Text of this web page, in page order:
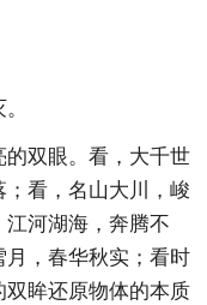
双眼。看，大千世
看，名山大川，峻
河湖海，奔腾不
，春华秋实；看时
眸还原物体的本质